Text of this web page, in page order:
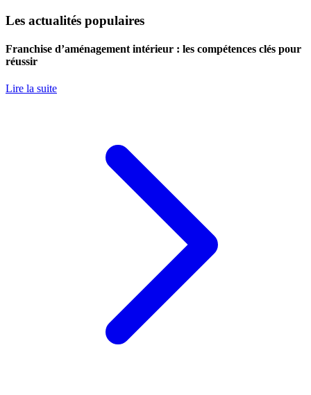
Les actualités populaires
Franchise d’aménagement intérieur : les compétences clés pour
réussir
Lire la suite